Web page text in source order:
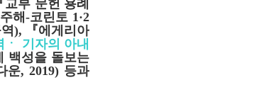
교부 문헌 용례
해-코린토 1·2
), 『에게리아
ㆍ 기자의 아내
백성을 돌보는
운, 2019) 등과